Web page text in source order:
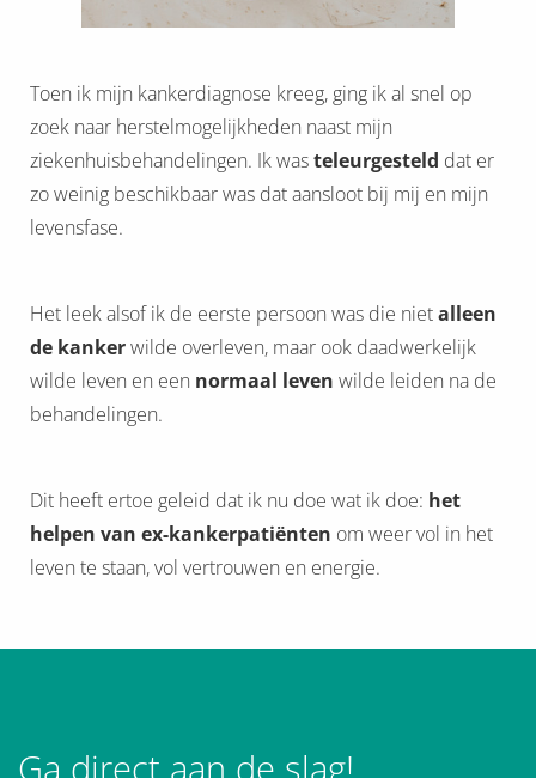
Toen ik mijn kankerdiagnose kreeg, ging ik al snel op
zoek naar herstelmogelijkheden naast mijn
ziekenhuisbehandelingen. Ik wasteleurgesteld dat er
zo weinig beschikbaar was dat aansloot bij mij en mijn
levensfase.
Het leek alsof ik de eerste persoon was die nietalleen
de kankerwilde overleven, maar ook daadwerkelijk
wilde leven en een normaal leven wilde leiden na de
behandelingen.
Dit heeft ertoe geleid dat ik nu doe wat ik doe: het
helpen van ex-kankerpatiënten om weer vol in het
leven te staan, vol vertrouwen en energie.
Ga direct aan de slag!